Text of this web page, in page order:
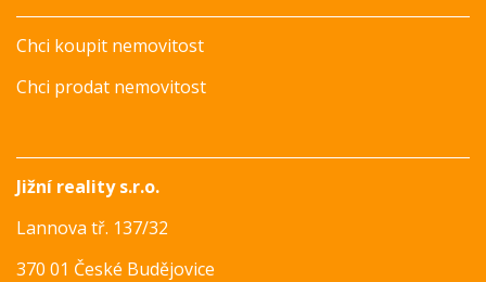
Chci koupit nemovitost
Chci prodat nemovitost
Jižní reality s.r.o.
Lannova tř. 137/32
370 01 České Budějovice